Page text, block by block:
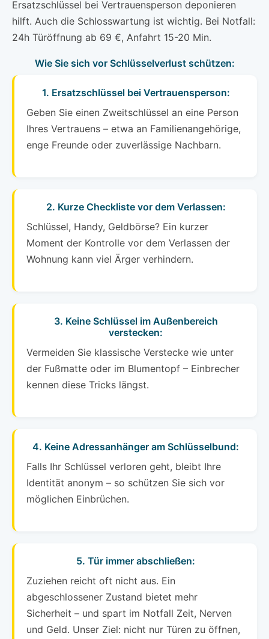
Ersatzschlüssel bei Vertrauensperson deponieren
hilft. Auch die Schlosswartung ist wichtig. Bei Notfall:
24h Türöffnung ab 69 €, Anfahrt 15-20 Min.
Wie Sie sich vor Schlüsselverlust schützen:
1. Ersatzschlüssel bei Vertrauensperson:
Geben Sie einen Zweitschlüssel an eine Person
Ihres Vertrauens – etwa an Familienangehörige,
enge Freunde oder zuverlässige Nachbarn.
2. Kurze Checkliste vor dem Verlassen:
Schlüssel, Handy, Geldbörse? Ein kurzer
Moment der Kontrolle vor dem Verlassen der
Wohnung kann viel Ärger verhindern.
3. Keine Schlüssel im Außenbereich
verstecken:
Vermeiden Sie klassische Verstecke wie unter
der Fußmatte oder im Blumentopf – Einbrecher
kennen diese Tricks längst.
4. Keine Adressanhänger am Schlüsselbund:
Falls Ihr Schlüssel verloren geht, bleibt Ihre
Identität anonym – so schützen Sie sich vor
möglichen Einbrüchen.
5. Tür immer abschließen:
Zuziehen reicht oft nicht aus. Ein
abgeschlossener Zustand bietet mehr
Sicherheit – und spart im Notfall Zeit, Nerven
und Geld. Unser Ziel: nicht nur Türen zu öffnen,